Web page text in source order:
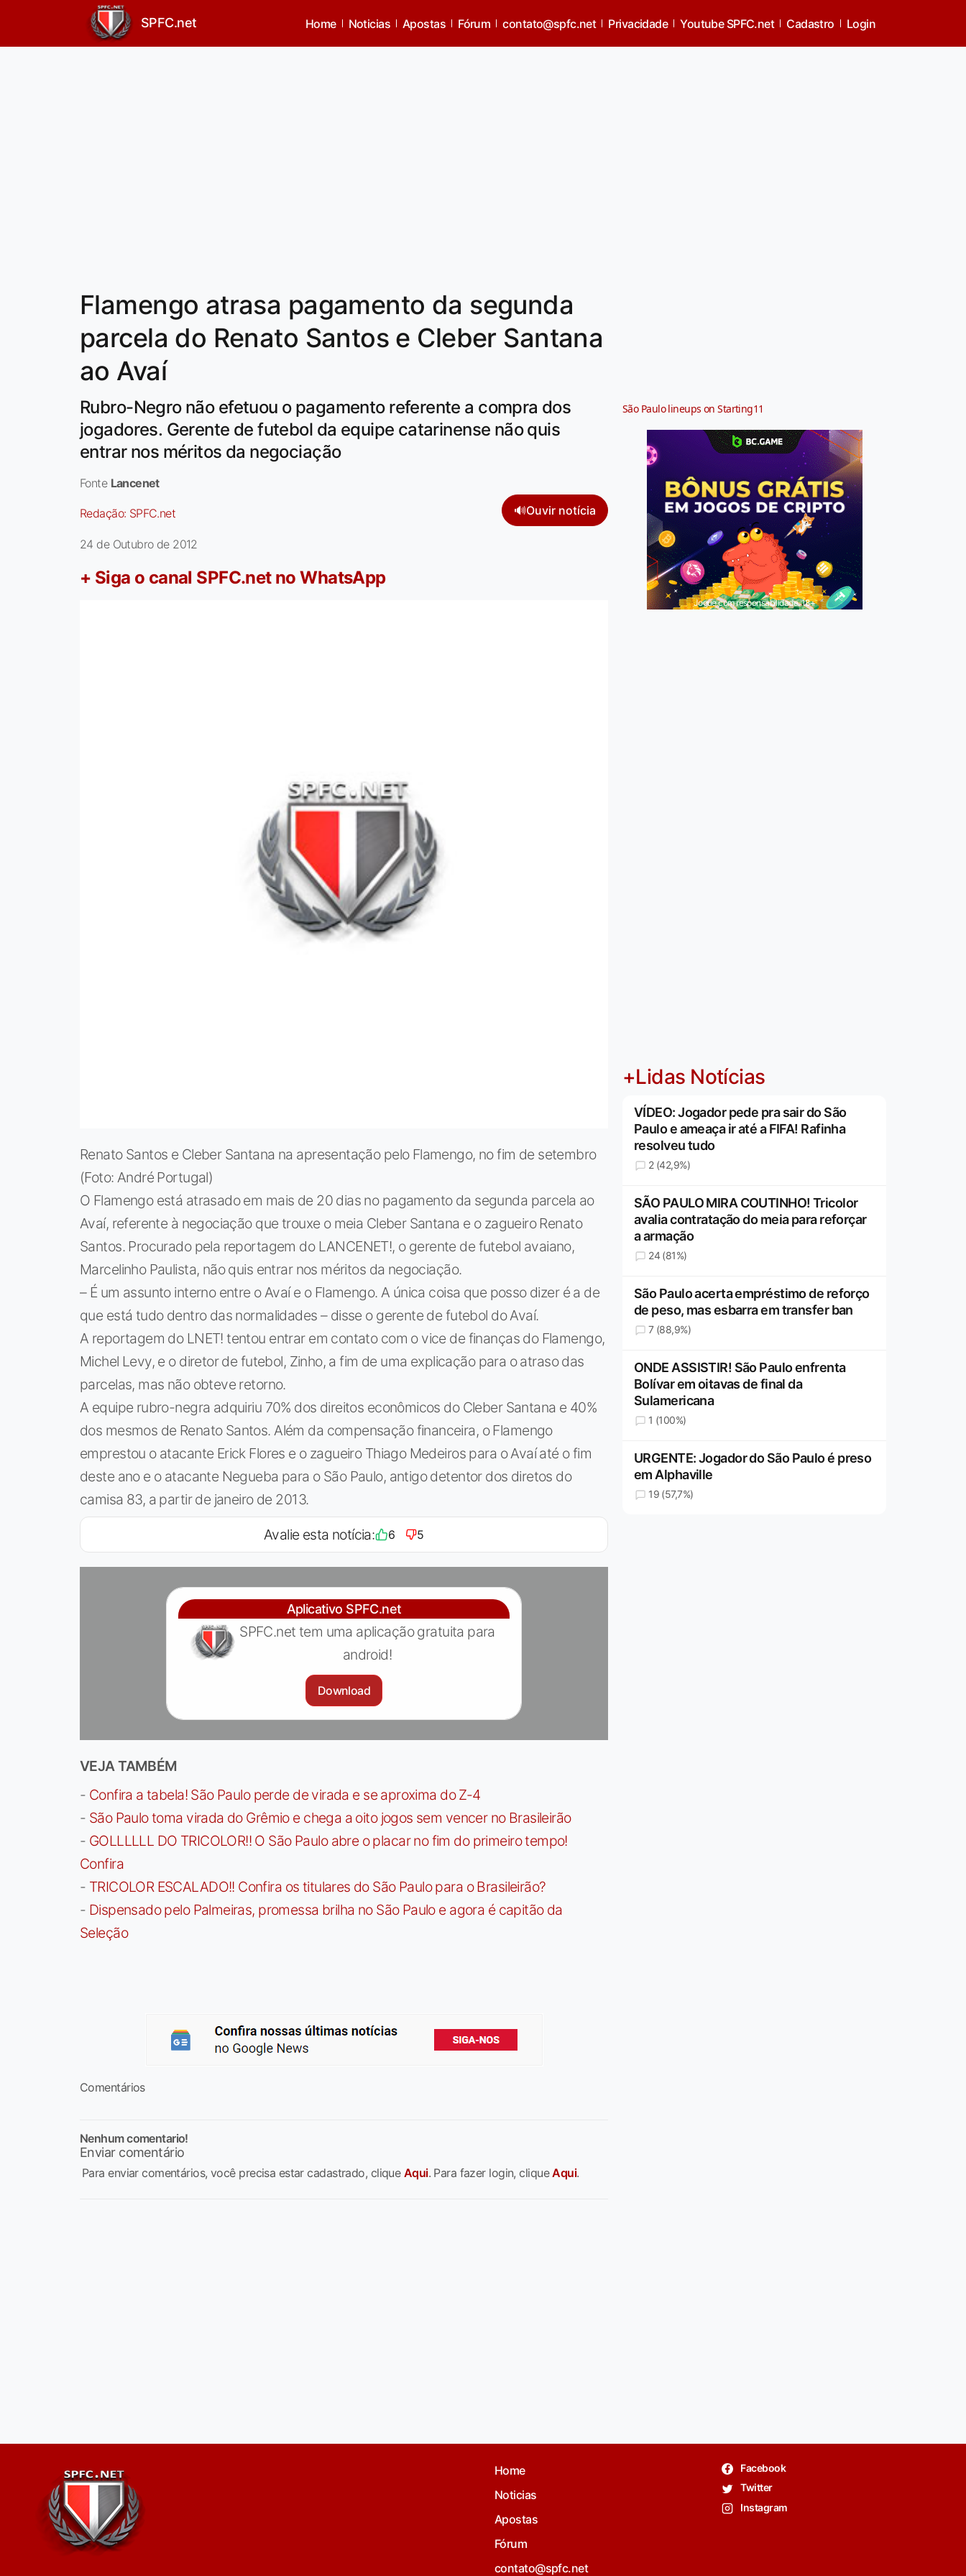
SPFC.net Home Noticias Apostas Fórum contato@spfc.net Privacidade Youtube SPFC.net Cadastro Login
Flamengo atrasa pagamento da segunda
parcela do Renato Santos e Cleber Santana
ao Avaí
Rubro-Negro não efetuou o pagamento referente a compra dos
jogadores. Gerente de futebol da equipe catarinense não quis
entrar nos méritos da negociação
Fonte Lancenet
Redação: SPFC.net 🔊Ouvir notícia
24 de Outubro de 2012
+ Siga o canal SPFC.net no WhatsApp
Renato Santos e Cleber Santana na apresentação pelo Flamengo, no fim de setembro
(Foto: André Portugal)
O Flamengo está atrasado em mais de 20 dias no pagamento da segunda parcela ao
Avaí, referente à negociação que trouxe o meia Cleber Santana e o zagueiro Renato
Santos. Procurado pela reportagem do LANCENET!, o gerente de futebol avaiano,
Marcelinho Paulista, não quis entrar nos méritos da negociação.
– É um assunto interno entre o Avaí e o Flamengo. A única coisa que posso dizer é a de
que está tudo dentro das normalidades – disse o gerente de futebol do Avaí.
A reportagem do LNET! tentou entrar em contato com o vice de finanças do Flamengo,
Michel Levy, e o diretor de futebol, Zinho, a fim de uma explicação para o atraso das
parcelas, mas não obteve retorno.
A equipe rubro-negra adquiriu 70% dos direitos econômicos do Cleber Santana e 40%
dos mesmos de Renato Santos. Além da compensação financeira, o Flamengo
emprestou o atacante Erick Flores e o zagueiro Thiago Medeiros para o Avaí até o fim
deste ano e o atacante Negueba para o São Paulo, antigo detentor dos diretos do
camisa 83, a partir de janeiro de 2013.
Avalie esta notícia: 6 5
Aplicativo SPFC.net
SPFC.net tem uma aplicação gratuita para
android!
Download
VEJA TAMBÉM
- Confira a tabela! São Paulo perde de virada e se aproxima do Z-4
- São Paulo toma virada do Grêmio e chega a oito jogos sem vencer no Brasileirão
- GOLLLLLL DO TRICOLOR!! O São Paulo abre o placar no fim do primeiro tempo!
Confira
- TRICOLOR ESCALADO!! Confira os titulares do São Paulo para o Brasileirão?
- Dispensado pelo Palmeiras, promessa brilha no São Paulo e agora é capitão da
Seleção
Comentários
Nenhum comentario!
Enviar comentário
Para enviar comentários, você precisa estar cadastrado, clique Aqui. Para fazer login, cliqueAqui.
São Paulo lineups on Starting11
Jogue com responsabilidade. 18+
+Lidas Notícias
VÍDEO: Jogador pede pra sair do São
Paulo e ameaça ir até a FIFA! Rafinha
resolveu tudo
2 (42,9%)
SÃO PAULO MIRA COUTINHO! Tricolor
avalia contratação do meia para reforçar
a armação
24 (81%)
São Paulo acerta empréstimo de reforço
de peso, mas esbarra em transfer ban
7 (88,9%)
ONDE ASSISTIR! São Paulo enfrenta
Bolívar em oitavas de final da
Sulamericana
1 (100%)
URGENTE: Jogador do São Paulo é preso
em Alphaville
19 (57,7%)
Home
Noticias
Apostas
Fórum
contato@spfc.net
Facebook
Twitter
Instagram